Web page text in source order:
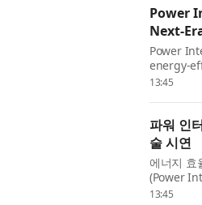
Power
Next-
Power
energy-
13:45
파워 인
술 시연
에너지 효
(Power
2200V에
13:45